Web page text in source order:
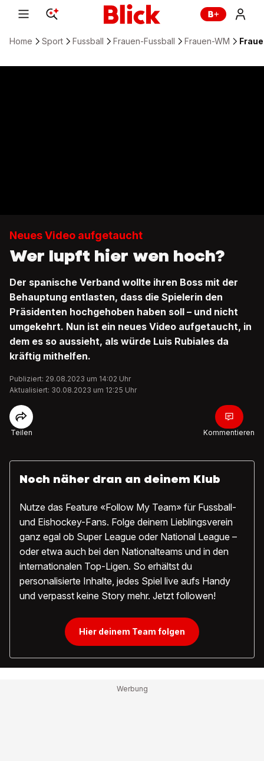
Home Sport Fussball Frauen-Fussball Frauen-WM
Neues Video aufgetaucht
Wer lupft hier wen hoch?
Der spanische Verband wollte ihren Boss mit der
Behauptung entlasten, dass die Spielerin den
Präsidenten hochgehoben haben soll – und nicht
umgekehrt. Nun ist ein neues Video aufgetaucht, in
dem es so aussieht, als würde Luis Rubiales da
kräftig mithelfen.
Publiziert: 29.08.2023 um 14:02 Uhr
Aktualisiert: 30.08.2023 um 12:25 Uhr
Teilen Kommentieren
Noch näher dran an deinem Klub
Nutze das Feature «Follow My Team» für Fussball-
und Eishockey-Fans. Folge deinem Lieblingsverein
ganz egal ob Super League oder National League –
oder etwa auch bei den Nationalteams und in den
internationalen Top-Ligen. So erhältst du
personalisierte Inhalte, jedes Spiel live aufs Handy
und verpasst keine Story mehr. Jetzt followen!
Hier deinem Team folgen